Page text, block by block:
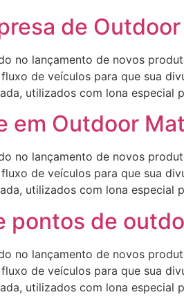
de
no lançamento de novos
de veículos para que sua
utilizados com lona especial
em Outdoor
no lançamento de novos
de veículos para que sua
utilizados com lona especial
pontos de
no lançamento de novos
de veículos para que sua
utilizados com lona especial